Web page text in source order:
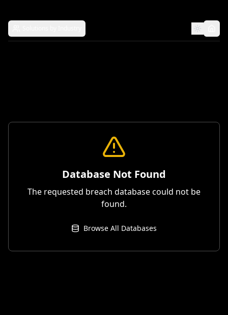
Database Not Found
The requested breach database could not be
found.
Browse All Databases